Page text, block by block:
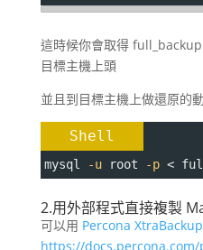
這時候你會取得
目標主機上頭
並且到目標主機上做還原的
Shell
mysql -u root -p <
2.用外部程式直接複製
可以用 Percona XtraBackup
https://